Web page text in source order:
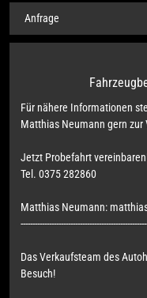
Anfrage
Für nähere Informationen
Matthias Neumann gern zur
Jetzt Probefahrt
Tel. 0375 282860
Matthias Neumann:
Das Verkaufsteam des
Besuch!